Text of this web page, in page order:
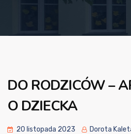
DO RODZICÓW –
O DZIECKA
20 listopada 2023 Dorota